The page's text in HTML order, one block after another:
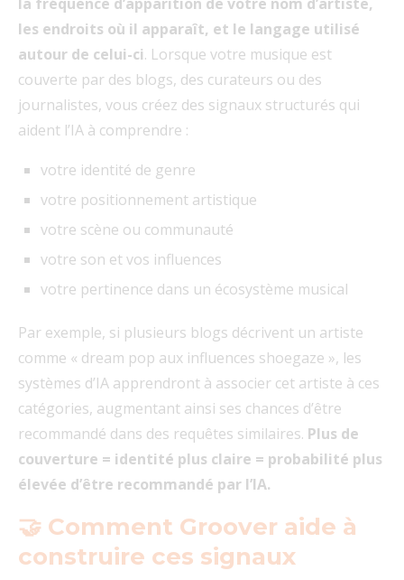
les endroits où il apparaît, et le langage utilisé
autour de celui-ci. Lorsque votre musique est
couverte par des blogs, des curateurs ou des
journalistes, vous créez des signaux structurés qui
aident l’IA à comprendre :
votre identité de genre
votre positionnement artistique
votre scène ou communauté
votre son et vos influences
votre pertinence dans un écosystème musical
Par exemple, si plusieurs blogs décrivent un artiste
comme « dream pop aux influences shoegaze », les
systèmes d’IA apprendront à associer cet artiste à ces
catégories, augmentant ainsi ses chances d’être
recommandé dans des requêtes similaires. Plus de
couverture = identité plus claire = probabilité plus
élevée d’être recommandé par l’IA.
🤝 Comment Groover aide à
construire ces signaux